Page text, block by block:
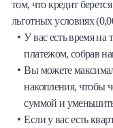
том, что кредит
льготных условиях
У вас есть время на
платежом, собрав
Вы можете
накопления, чтобы
суммой и
Если у вас есть